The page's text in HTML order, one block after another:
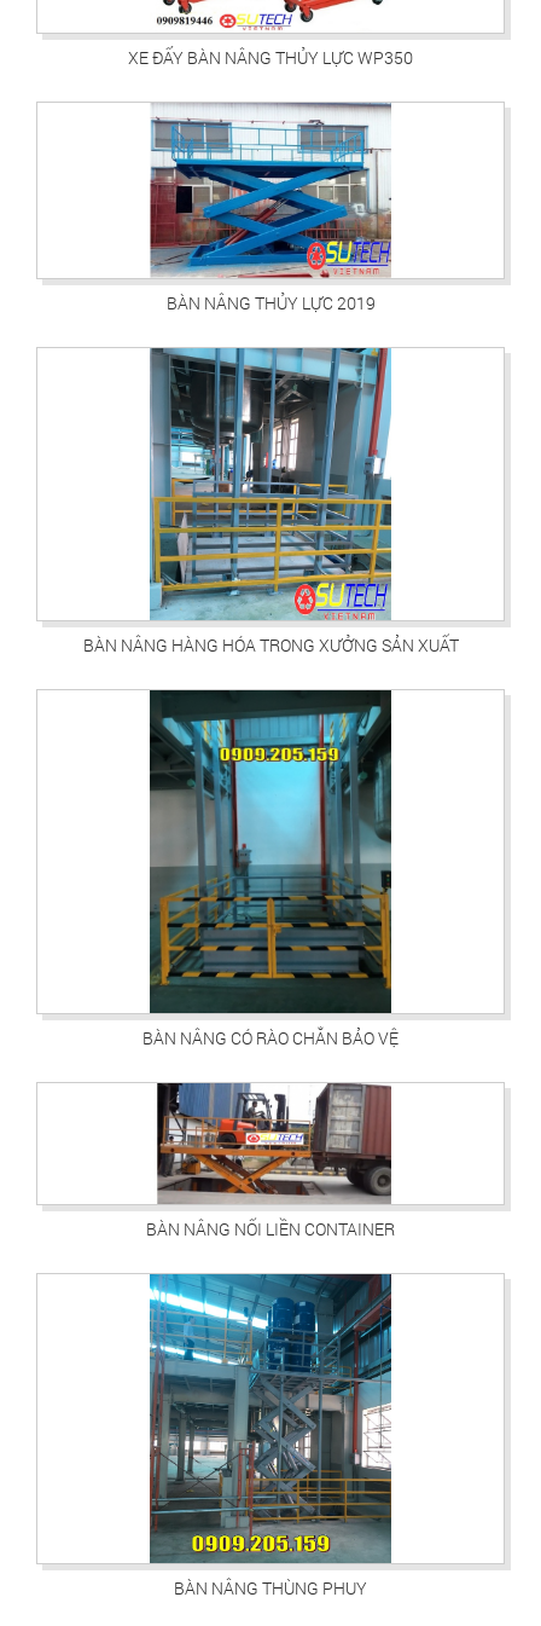
XE ĐẨY BÀN NÂNG THỦY LỰC WP350
BÀN NÂNG THỦY LỰC 2019
BÀN NÂNG HÀNG HÓA TRONG XƯỞNG SẢN XUẤT
BÀN NÂNG CÓ RÀO CHẮN BẢO VỆ
BÀN NÂNG NỐI LIỀN CONTAINER
BÀN NÂNG THÙNG PHUY